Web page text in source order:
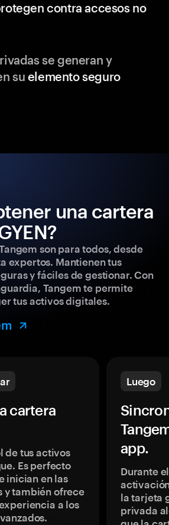
contra accesos no
se generan y
su elemento seguro
una cartera
son para todos, desde
expertos. Mantienen tus
y fáciles de gestionar. Con
Tangem te permite
tus activos digitales.
cartera
de tus activos
Es perfecto
inician en las
y también ofrece
a los
Luego
app.
Durante
la tarjeta
privada